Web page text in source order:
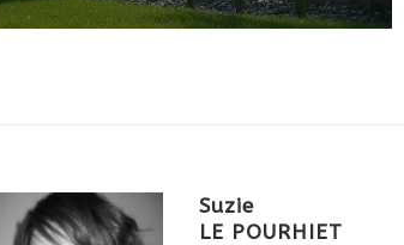
Suzie
LE POURHIET